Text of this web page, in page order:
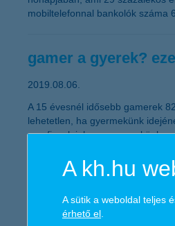
mobiltelefonnal bankolók száma
gamer a gyerek?
2019.08.06.
A 15 évesnél idősebb gamerek
lehetetlen, ha gyermekünk
megfigyelni, hogy a gyerekünk
K&H e-dukáció:
vigyázni kell az érzékeny
A kh.hu
A sütik a weboldal teljes
érhető el